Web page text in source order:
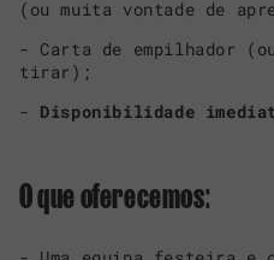
(ou muita vontade de
- Carta de empilhador
tirar);
- Disponibilidade
O que oferecemos: